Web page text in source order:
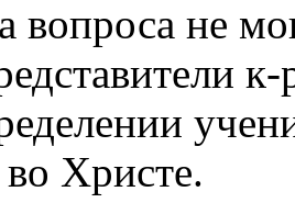
вопроса не
Христе.